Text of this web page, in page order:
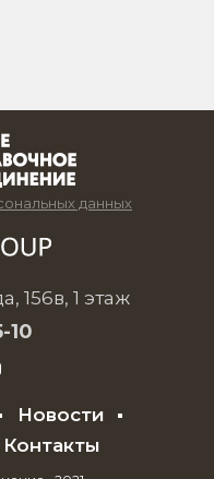
данных
156в, 1 этаж
10
Новости
Контакты